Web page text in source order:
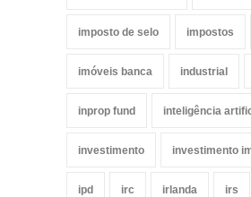
imposto de selo impostos
imóveis banca industrial
inprop fund inteligência
investimento investimento
ipd irc irlanda irs